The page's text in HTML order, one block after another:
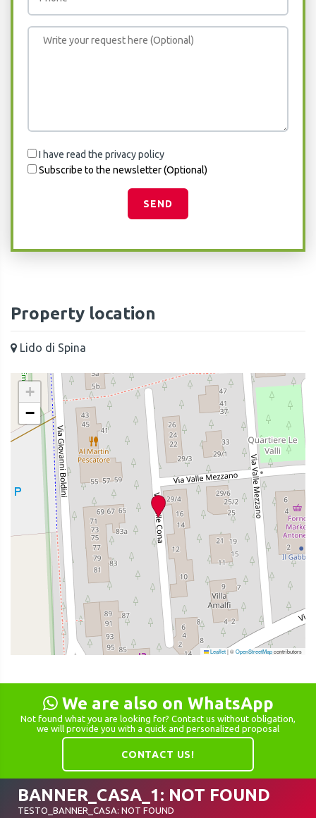
I have read the privacy policy
Subscribe to the newsletter (Optional)
SEND
Property location
Lido di Spina
+
−
Leaflet|©OpenStreetMapcontributors
We are also on WhatsApp
Not found what you are looking for? Contact us without obligation,
we will provide you with a quick and personalized proposal
CONTACT US!
BANNER_CASA_1: NOT FOUND
TESTO_BANNER_CASA: NOT FOUND